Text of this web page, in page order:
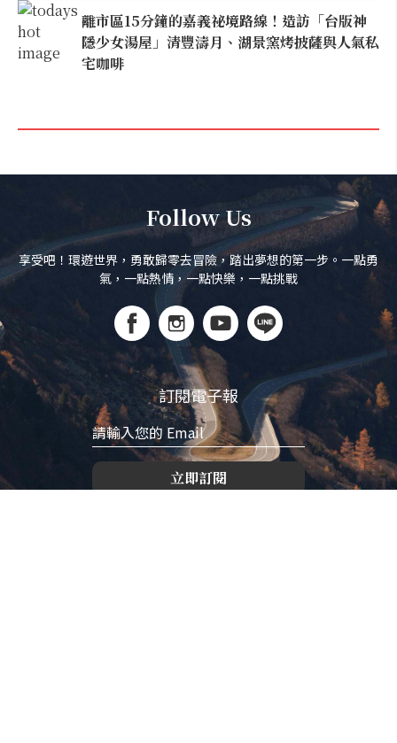
離市區15分鐘的嘉義祕境路線！造訪「台版神
隱少女湯屋」清豐濤月、湖景窯烤披薩與人氣私
宅咖啡
Follow Us
享受吧！環遊世界，勇敢歸零去冒險，踏出夢想的第一步。一點勇
氣，一點熱情，一點快樂，一點挑戰
訂閱電子報
立即訂閱